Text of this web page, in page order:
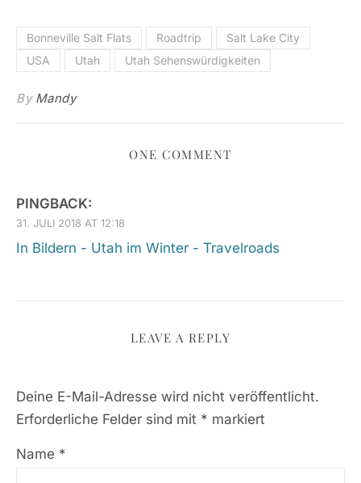
Bonneville Salt Flats Roadtrip
Salt Lake City
USA
Utah Utah Sehenswürdigkeiten
By Mandy
ONE COMMENT
PINGBACK:
31. JULI 2018 AT 12:18
In Bildern - Utah im Winter - Travelroads
LEAVE A REPLY
Deine E-Mail-Adresse wird nicht veröffentlicht.
Erforderliche Felder sind mit * markiert
Name *